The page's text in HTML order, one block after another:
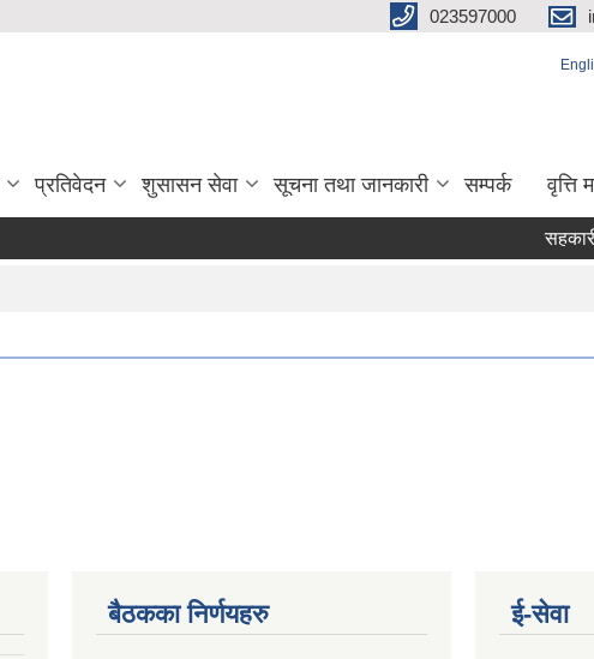
023597000
प्रतिवेदन शुसासन सेवा सूचना तथा जानकारी सम्पर्क वृत्ति
बैठकका निर्णयहरु ई‍-सेवा